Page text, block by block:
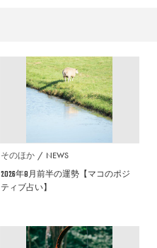
そのほか NEWS
2026年8月前半の運勢【マコのポジ
ティブ占い】